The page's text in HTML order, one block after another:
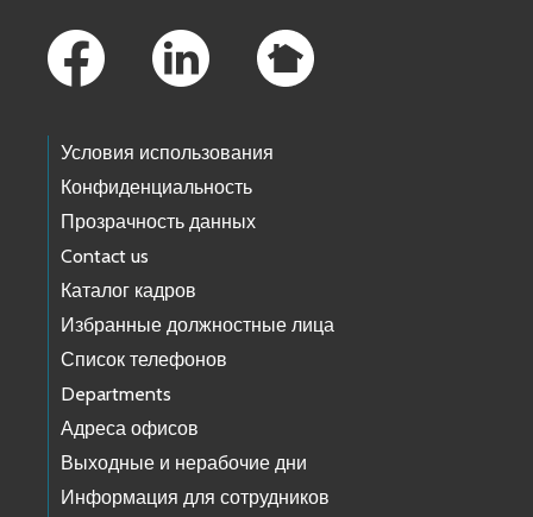
Условия использования
Конфиденциальность
Прозрачность данных
Contact us
Каталог кадров
Избранные должностные лица
Список телефонов
Departments
Адреса офисов
Выходные и нерабочие дни
Информация для сотрудников